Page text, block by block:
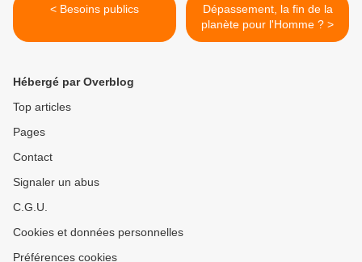
< Besoins publics
Dépassement, la fin de la
planète pour l'Homme ? >
Hébergé par Overblog
Top articles
Pages
Contact
Signaler un abus
C.G.U.
Cookies et données personnelles
Préférences cookies